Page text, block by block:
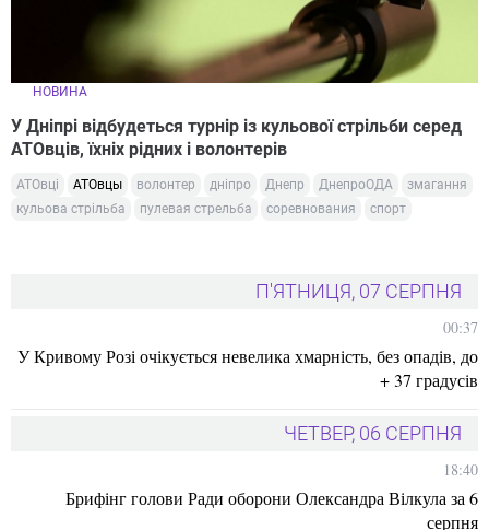
НОВИНА
У Дніпрі відбудеться турнір із кульової стрільби серед
АТОвців, їхніх рідних і волонтерів
АТОвці АТОвцы волонтер дніпро Днепр ДнепроОДА
змагання
кульова стрільба
пулевая стрельба соревнования спорт
П'ЯТНИЦЯ, 07 СЕРПНЯ
00:37
У Кривому Розі очікується невелика хмарність, без опадів, до
+ 37 градусів
ЧЕТВЕР, 06 СЕРПНЯ
18:40
Брифінг голови Ради оборони Олександра Вілкула за 6
серпня